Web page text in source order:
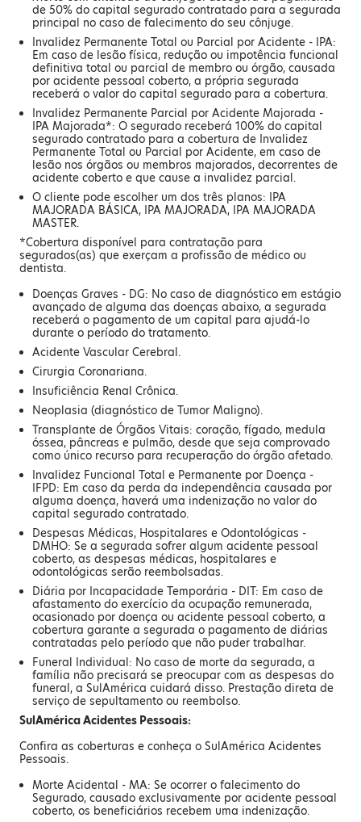
de 50% do capital segurado contratado para a segurada
principal no caso de falecimento do seu cônjuge.
Invalidez Permanente Total ou Parcial por Acidente - IPA:
Em caso de lesão física, redução ou impotência funcional
definitiva total ou parcial de membro ou órgão, causada
por acidente pessoal coberto, a própria segurada
receberá o valor do capital segurado para a cobertura.
Invalidez Permanente Parcial por Acidente Majorada -
IPA Majorada*: O segurado receberá 100% do capital
segurado contratado para a cobertura de Invalidez
Permanente Total ou Parcial por Acidente, em caso de
lesão nos órgãos ou membros majorados, decorrentes de
acidente coberto e que cause a invalidez parcial.
O cliente pode escolher um dos três planos: IPA
MAJORADA BÁSICA, IPA MAJORADA, IPA MAJORADA
MASTER.
*Cobertura disponível para contratação para
segurados(as) que exerçam a profissão de médico ou
dentista.
Doenças Graves - DG: No caso de diagnóstico em estágio
avançado de alguma das doenças abaixo, a segurada
receberá o pagamento de um capital para ajudá-lo
durante o período do tratamento.
Acidente Vascular Cerebral.
Cirurgia Coronariana.
Insuficiência Renal Crônica.
Neoplasia (diagnóstico de Tumor Maligno).
Transplante de Órgãos Vitais: coração, fígado, medula
óssea, pâncreas e pulmão, desde que seja comprovado
como único recurso para recuperação do órgão afetado.
Invalidez Funcional Total e Permanente por Doença -
IFPD: Em caso da perda da independência causada por
alguma doença, haverá uma indenização no valor do
capital segurado contratado.
Despesas Médicas, Hospitalares e Odontológicas -
DMHO: Se a segurada sofrer algum acidente pessoal
coberto, as despesas médicas, hospitalares e
odontológicas serão reembolsadas.
Diária por Incapacidade Temporária - DIT: Em caso de
afastamento do exercício da ocupação remunerada,
ocasionado por doença ou acidente pessoal coberto, a
cobertura garante a segurada o pagamento de diárias
contratadas pelo período que não puder trabalhar.
Funeral Individual: No caso de morte da segurada, a
família não precisará se preocupar com as despesas do
funeral, a SulAmérica cuidará disso. Prestação direta de
serviço de sepultamento ou reembolso.
SulAmérica Acidentes Pessoais:
Confira as coberturas e conheça o SulAmérica Acidentes
Pessoais.
Morte Acidental - MA: Se ocorrer o falecimento do
Segurado, causado exclusivamente por acidente pessoal
coberto, os beneficiários recebem uma indenização.